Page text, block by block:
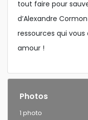
tout faire pour
d’Alexandre
ressources qui
amour !
Photos
1 photo